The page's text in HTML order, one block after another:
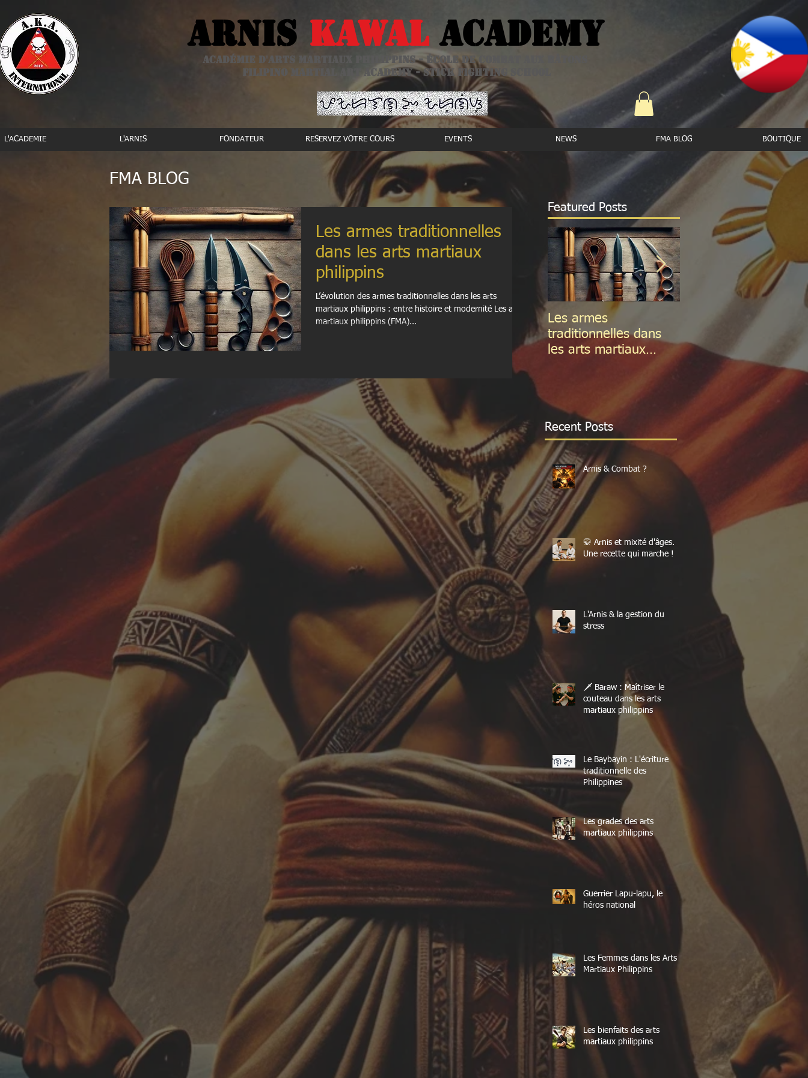
Arnis kawal Academy
Académie d'arts martiaux philippins - école de combat aux bâtons
Filipino Martial Art academy - stick fighting school
L'ACADEMIE L'ARNIS FONDATEUR RESERVEZ VOTRE COURS EVENTS NEWS FMA BLOG BOUTIQUE
FMA BLOG
Les armes traditionnelles
dans les arts martiaux
philippins
L’évolution des armes traditionnelles dans les arts
martiaux philippins : entre histoire et modernité Les arts
martiaux philippins (FMA)...
Featured Posts
Les armes
traditionnelles dans
les arts martiaux
La douleur dans
Recent Posts
Arnis & Combat ?
🥋 Arnis et mixité d'âges.
Une recette qui marche !
L'Arnis & la gestion du
stress
🗡️ Baraw : Maîtriser le
couteau dans les arts
martiaux philippins
Le Baybayin : L'écriture
traditionnelle des
Philippines
Les grades des arts
martiaux philippins
Guerrier Lapu-lapu, le
héros national
Les Femmes dans les Arts
Martiaux Philippins
Les bienfaits des arts
martiaux philippins